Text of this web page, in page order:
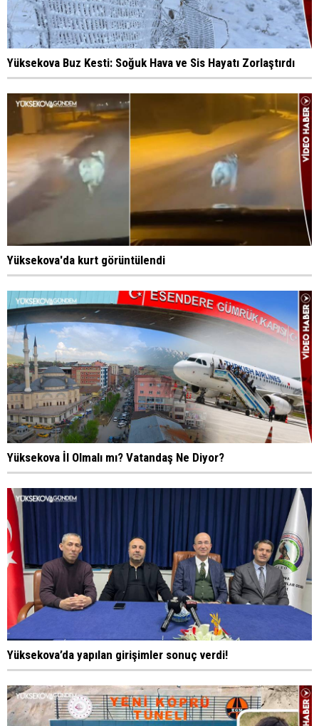
Yüksekova Buz Kesti: Soğuk Hava ve Sis Hayatı Zorlaştırdı
Yüksekova'da kurt görüntülendi
Yüksekova İl Olmalı mı? Vatandaş Ne Diyor?
Yüksekova’da yapılan girişimler sonuç verdi!